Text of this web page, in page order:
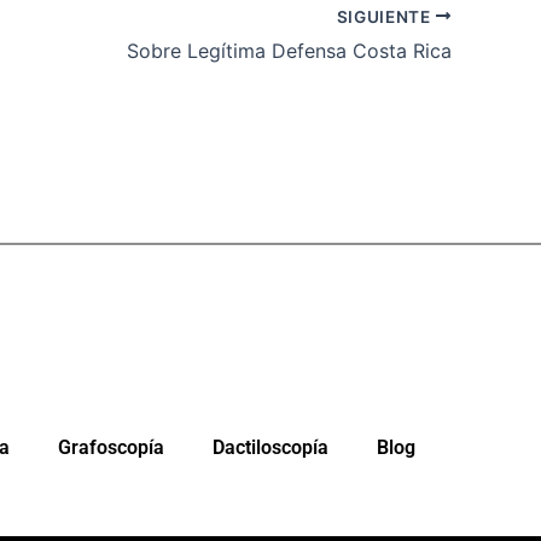
SIGUIENTE
Sobre Legítima Defensa Costa Rica
Grafoscopía Dactiloscopía
Blog